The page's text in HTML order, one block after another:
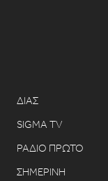
ΔΙΑΣ
SIGMA TV
ΡΑΔΙΟ ΠΡΩΤΟ
ΣΗΜΕΡΙΝΗ